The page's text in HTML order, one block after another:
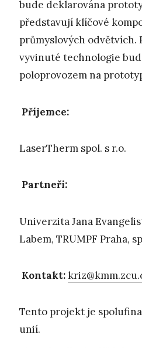
bude deklarována
představují klíčové
průmyslových odvětvích.
vyvinuté technologie
poloprovozem na
Příjemce:
LaserTherm spol. s r.o.
Partneři:
Univerzita Jana
Labem, TRUMPF Praha,
Kontakt:
Tento projekt je
unií.